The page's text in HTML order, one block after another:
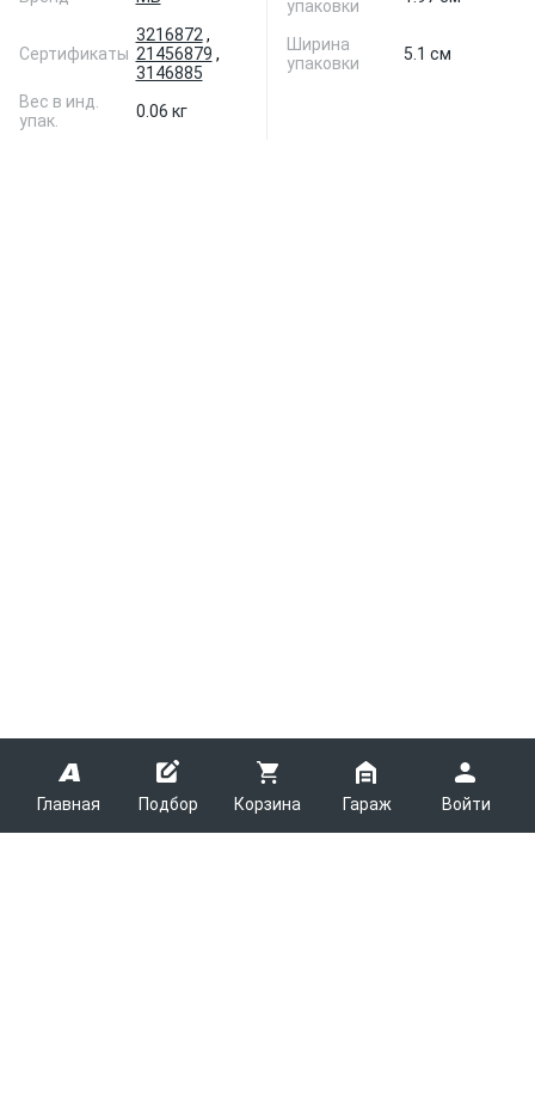
Главная Подбор Корзина Гараж Войти
Сертификаты
3216872 ,
21456879 ,
3146885
Вес в инд.
упак.
0.06 кг
упаковки
Ширина
упаковки
5.1 см